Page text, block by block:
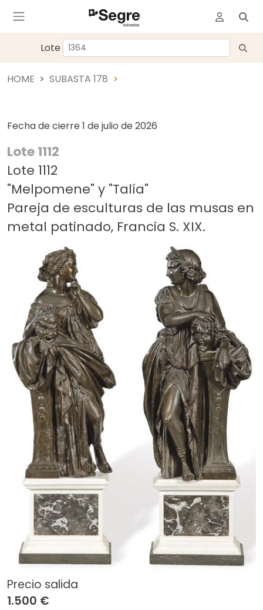
Lote
HOME SUBASTA 178
Fecha de cierre 1 de julio de 2026
Lote 1112
Lote 1112
"Melpomene" y "Talía"
Pareja de esculturas de las musas en
metal patinado, Francia S. XIX.
Precio salida
1.500 €